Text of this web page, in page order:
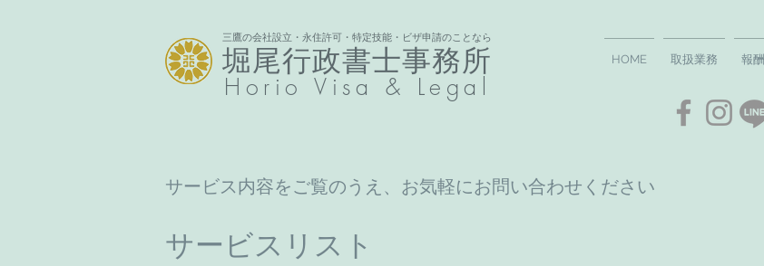
三鷹の会社設立・永住許可・特定技能・ビザ申請のことなら
Horio Visa & Legal
堀尾行政書士事務所​ HOME 取扱業務 報酬
サービス内容をご覧のうえ、お気軽にお問い合わせください
サービスリスト